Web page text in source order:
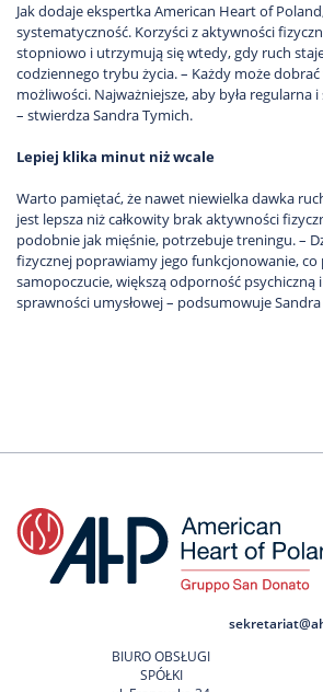
Jak dodaje ekspertka American Heart of
systematyczność. Korzyści z aktywności
stopniowo i utrzymują się wtedy, gdy ruch
codziennego trybu życia. – Każdy może
możliwości. Najważniejsze, aby była regularna
– stwierdza Sandra Tymich.
Lepiej klika minut niż wcale
Warto pamiętać, że nawet niewielka dawka
jest lepsza niż całkowity brak aktywności
podobnie jak mięśnie, potrzebuje treningu. –
fizycznej poprawiamy jego funkcjonowanie, co
samopoczucie, większą odporność psychiczną
sprawności umysłowej – podsumowuje
BIURO OBSŁUGI
SPÓŁKI